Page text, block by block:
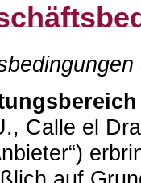
, Calle el